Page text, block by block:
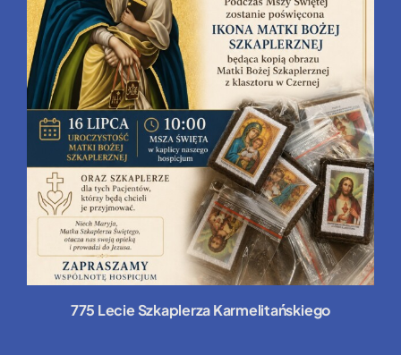
775 Lecie Szkaplerza Karmelitańskiego